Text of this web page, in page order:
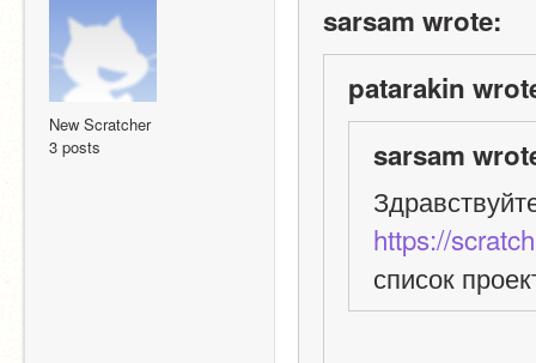
New Scratcher
3 posts
sarsam wrote:
patarakin
sarsam
https://
список